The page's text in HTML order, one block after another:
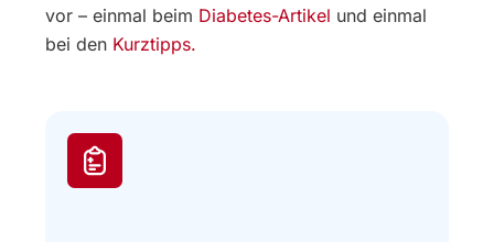
vor – einmal beim Diabetes-Artikel und einmal
bei den Kurztipps.